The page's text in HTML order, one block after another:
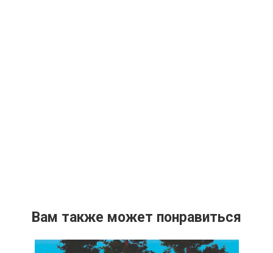
Вам также может понравиться